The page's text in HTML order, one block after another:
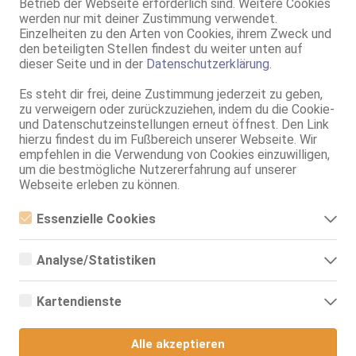
Betrieb der Webseite erforderlich sind. Weitere Cookies
werden nur mit deiner Zustimmung verwendet.
Einzelheiten zu den Arten von Cookies, ihrem Zweck und
den beteiligten Stellen findest du weiter unten auf
dieser Seite und in der Datenschutzerklärung.
Es steht dir frei, deine Zustimmung jederzeit zu geben,
zu verweigern oder zurückzuziehen, indem du die Cookie-
und Datenschutzeinstellungen erneut öffnest. Den Link
hierzu findest du im Fußbereich unserer Webseite. Wir
empfehlen in die Verwendung von Cookies einzuwilligen,
um die bestmögliche Nutzererfahrung auf unserer
Webseite erleben zu können.
Essenzielle Cookies
Essenzielle Cookies sind alle notwendigen Cookies, die für den
ermöglicht werden. Die Webseite kann ohne diese Cookies nicht
Analyse/Statistiken
Analyse- bzw. Statistikcookies sind Cookies, die der Analyse der
Zugriffsstatistiken dienen. Sie helfen den Webseiten-Besitzern zu
Informationen anonym gesammelt und gemeldet werden.
Kartendienste
Alle akzeptieren
75B, KF 34, 1.65m, total rasiert, osteuropäisch
Bremen
6.5km, Kirchhuchtinger Landstr. 243
21 Jahre, 85C, KF 36/38, 1.65m, total rasiert, osteuropäisch
AV, 69, GF6, DT, Franz b. Ihr, BV, Schmu., Kuscheln
Bremen
6.5km, Kirchhuchtinger Landstr. 243
Ada
6.5km, Kirchhuchtinger Landstr. 243
Lola